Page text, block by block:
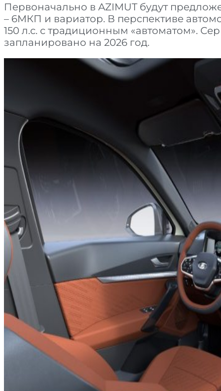
Первоначально в AZIMUT будут
– 6МКП и вариатор. В перспективе
150 л.с. с традиционным «автоматом».
запланировано на 2026 год.